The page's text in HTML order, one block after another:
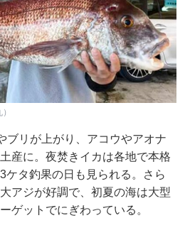
ブリが上がり、アコウやアオナ
産に。夜焚きイカは各地で本格
ケタ釣果の日も見られる。さら
アジが好調で、初夏の海は大型
ゲットでにぎわっている。